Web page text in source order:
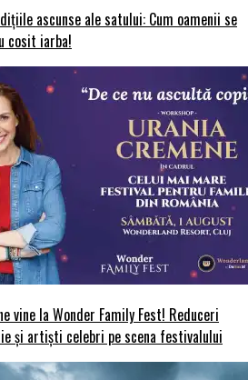
ascunse ale satului: Cum oamenii se
cosit iarba!
vine la Wonder Family Fest! Reduceri
și artiști celebri pe scena festivalului